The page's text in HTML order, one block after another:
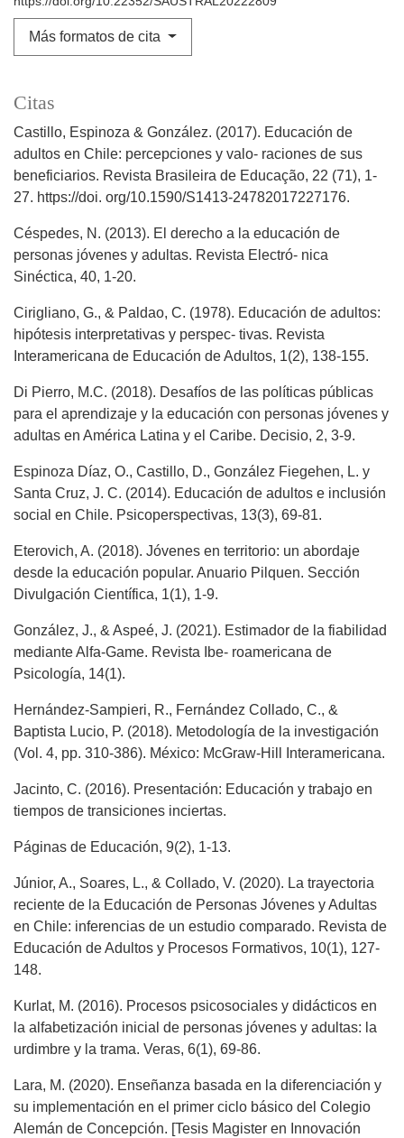
Más formatos de cita
Citas
Castillo, Espinoza & González. (2017). Educación de
adultos en Chile: percepciones y valo- raciones de sus
beneficiarios. Revista Brasileira de Educação, 22 (71), 1-
27. https://doi. org/10.1590/S1413-24782017227176.
Céspedes, N. (2013). El derecho a la educación de
personas jóvenes y adultas. Revista Electró- nica
Sinéctica, 40, 1-20.
Cirigliano, G., & Paldao, C. (1978). Educación de adultos:
hipótesis interpretativas y perspec- tivas. Revista
Interamericana de Educación de Adultos, 1(2), 138-155.
Di Pierro, M.C. (2018). Desafíos de las políticas públicas
para el aprendizaje y la educación con personas jóvenes y
adultas en América Latina y el Caribe. Decisio, 2, 3-9.
Espinoza Díaz, O., Castillo, D., González Fiegehen, L. y
Santa Cruz, J. C. (2014). Educación de adultos e inclusión
social en Chile. Psicoperspectivas, 13(3), 69-81.
Eterovich, A. (2018). Jóvenes en territorio: un abordaje
desde la educación popular. Anuario Pilquen. Sección
Divulgación Científica, 1(1), 1-9.
González, J., & Aspeé, J. (2021). Estimador de la fiabilidad
mediante Alfa-Game. Revista Ibe- roamericana de
Psicología, 14(1).
Hernández-Sampieri, R., Fernández Collado, C., &
Baptista Lucio, P. (2018). Metodología de la investigación
(Vol. 4, pp. 310-386). México: McGraw-Hill Interamericana.
Jacinto, C. (2016). Presentación: Educación y trabajo en
tiempos de transiciones inciertas.
Páginas de Educación, 9(2), 1-13.
Júnior, A., Soares, L., & Collado, V. (2020). La trayectoria
reciente de la Educación de Personas Jóvenes y Adultas
en Chile: inferencias de un estudio comparado. Revista de
Educación de Adultos y Procesos Formativos, 10(1), 127-
148.
Kurlat, M. (2016). Procesos psicosociales y didácticos en
la alfabetización inicial de personas jóvenes y adultas: la
urdimbre y la trama. Veras, 6(1), 69-86.
Lara, M. (2020). Enseñanza basada en la diferenciación y
su implementación en el primer ciclo básico del Colegio
Alemán de Concepción. [Tesis Magister en Innovación